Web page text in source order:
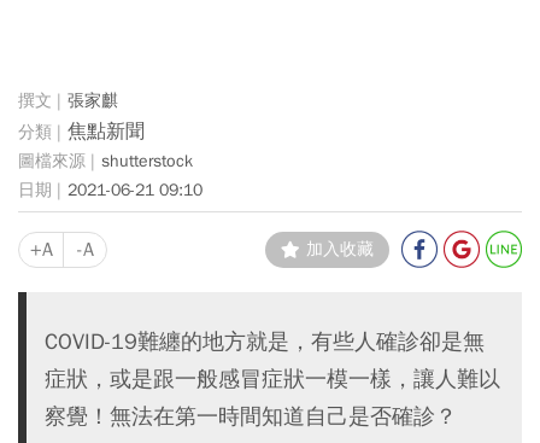
張家麒
焦點新聞
shutterstock
2021-06-21 09:10
+A -A 加入收藏
COVID-19難纏的地方就是，有些人確診卻是無
症狀，或是跟一般感冒症狀一模一樣，讓人難以
察覺！無法在第一時間知道自己是否確診？